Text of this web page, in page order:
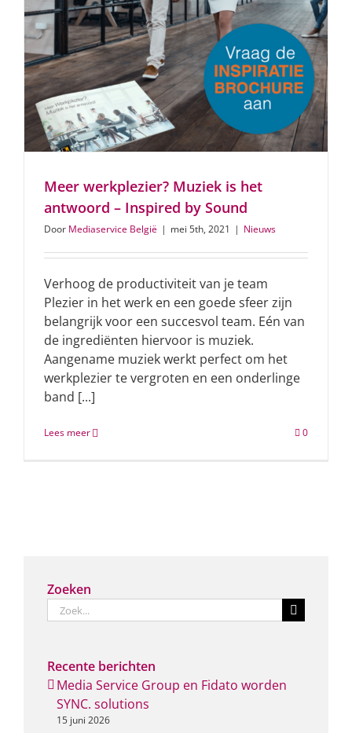
Meer werkplezier? Muziek is het
antwoord – Inspired by Sound
Door Mediaservice België | mei 5th, 2021 | Nieuws
Verhoog de productiviteit van je team
Plezier in het werk en een goede sfeer zijn
belangrijk voor een succesvol team. Eén van
de ingrediënten hiervoor is muziek.
Aangename muziek werkt perfect om het
werkplezier te vergroten en een onderlinge
band [...]
Lees meer 0
Zoeken
Zoeken
naar:
Recente berichten
Media Service Group en Fidato worden
SYNC. solutions
15 juni 2026